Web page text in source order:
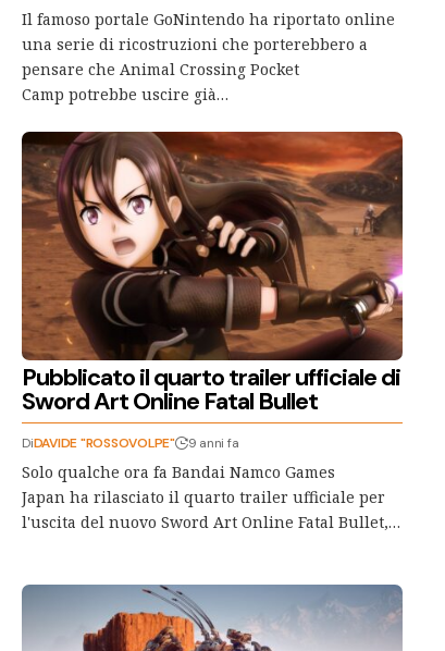
Il famoso portale GoNintendo ha riportato online
una serie di ricostruzioni che porterebbero a
pensare che Animal Crossing Pocket
Camp potrebbe uscire già…
Pubblicato il quarto trailer ufficiale di
Sword Art Online Fatal Bullet
DiDAVIDE "ROSSOVOLPE" 9 anni fa
Solo qualche ora fa Bandai Namco Games
Japan ha rilasciato il quarto trailer ufficiale per
l'uscita del nuovo Sword Art Online Fatal Bullet,…